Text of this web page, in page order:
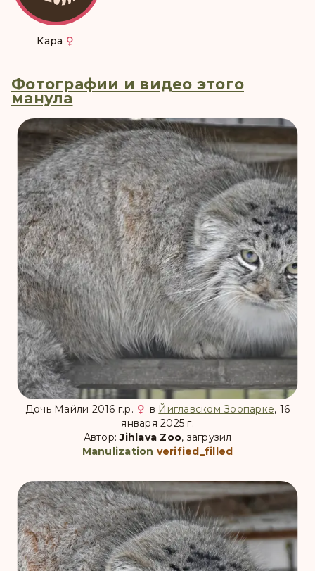
Кара
Фотографии и видео этого
манула
Дочь Майли 2016 г.р. в Йиглавском Зоопарке, 16
января 2025 г.
Автор:Jihlava Zoo, загрузил
Manulization verified_filled